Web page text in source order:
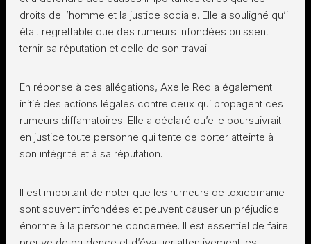
droits de l’homme et la justice sociale. Elle a souligné qu’il
était regrettable que des rumeurs infondées puissent
ternir sa réputation et celle de son travail.
En réponse à ces allégations, Axelle Red a également
initié des actions légales contre ceux qui propagent ces
rumeurs diffamatoires. Elle a déclaré qu’elle poursuivrait
en justice toute personne qui tente de porter atteinte à
son intégrité et à sa réputation.
Il est important de noter que les rumeurs de toxicomanie
sont souvent infondées et peuvent causer un préjudice
énorme à la personne concernée. Il est essentiel de faire